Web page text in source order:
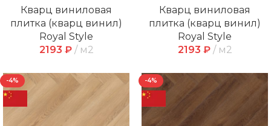
Кварц виниловая
плитка (кварц винил)
Royal Style
2193 ₽ м2
Кварц виниловая
плитка (кварц винил)
Royal Style
2193 ₽ м2
-4% -4%